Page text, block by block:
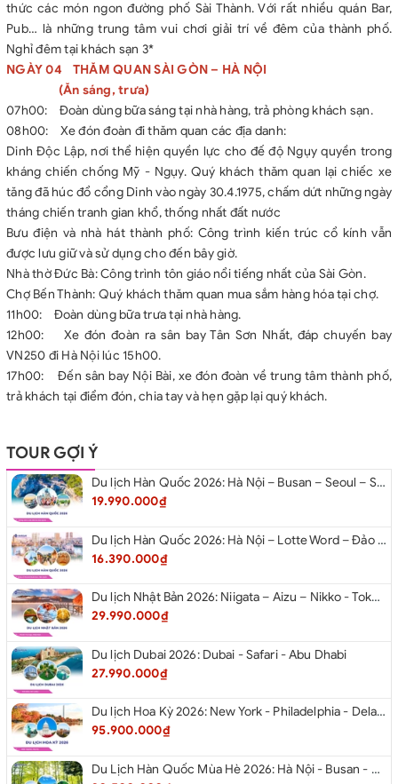
thức các món ngon đường phố Sài Thành. Với rất nhiều quán Bar,
Pub… là những trung tâm vui chơi giải trí về đêm của thành phố.
Nghỉ đêm tại khách sạn 3*
NGÀY 04 THĂM QUAN SÀI GÒN – HÀ NỘI
(Ăn sáng, trưa)
07h00: Đoàn dùng bữa sáng tại nhà hàng, trả phòng khách sạn.
08h00: Xe đón đoàn đi thăm quan các địa danh:
Dinh Độc Lập, nơi thể hiện quyền lực cho đế độ Ngụy quyền trong
kháng chiến chống Mỹ - Ngụy. Quý khách thăm quan lại chiếc xe
tăng đã húc đổ cổng Dinh vào ngày 30.4.1975, chấm dứt những ngày
tháng chiến tranh gian khổ, thống nhất đất nước
Bưu điện và nhà hát thành phố: Công trình kiến trúc cổ kính vẫn
được lưu giữ và sử dụng cho đến bây giờ.
Nhà thờ Đức Bà: Công trình tôn giáo nổi tiếng nhất của Sài Gòn.
Chợ Bến Thành: Quý khách thăm quan mua sắm hàng hóa tại chợ.
11h00: Đoàn dùng bữa trưa tại nhà hàng.
12h00: Xe đón đoàn ra sân bay Tân Sơn Nhất, đáp chuyến bay
VN250 đi Hà Nội lúc 15h00.
17h00: Đến sân bay Nội Bài, xe đón đoàn về trung tâm thành phố,
trả khách tại điểm đón, chia tay và hẹn gặp lại quý khách.
TOUR GỢI Ý
Du lịch Hàn Quốc 2026: Hà Nội – Busan – Seoul – Starfiled – Lotte Worf
19.990.000₫
Du lịch Hàn Quốc 2026: Hà Nội – Lotte Word – Đảo Nami – Làng Cổ Hanok Bukchon
16.390.000₫
Du lịch Nhật Bản 2026: Niigata – Aizu – Nikko - Tokyo – Niigata từ Hà Nội
29.990.000₫
Du lịch Dubai 2026: Dubai - Safari - Abu Dhabi
27.990.000₫
Du lịch Hoa Kỳ 2026: New York - Philadelphia - Delaware - Washington D.C. - Las Vegas - Red Rock Canyon - Quận Cam - Santa Monica - Hollywood - San Diego - Los Angeles.
95.900.000₫
Du Lịch Hàn Quốc Mùa Hè 2026: Hà Nội - Busan - Gyeongju - Seoul - Đảo Nami - Tàu Điện Ven Biển Haeundae - Cầu Kính Oryukdo - Làng Văn Hóa Huinnyeoul